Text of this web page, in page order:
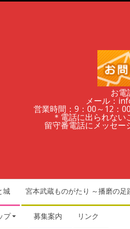
お電
メール：
営業時間：9：00～12：
＊電話に出られない
留守番電話にメッセー
城 宮本武蔵ものがたり ～播磨の足
プ 募集案内 リンク